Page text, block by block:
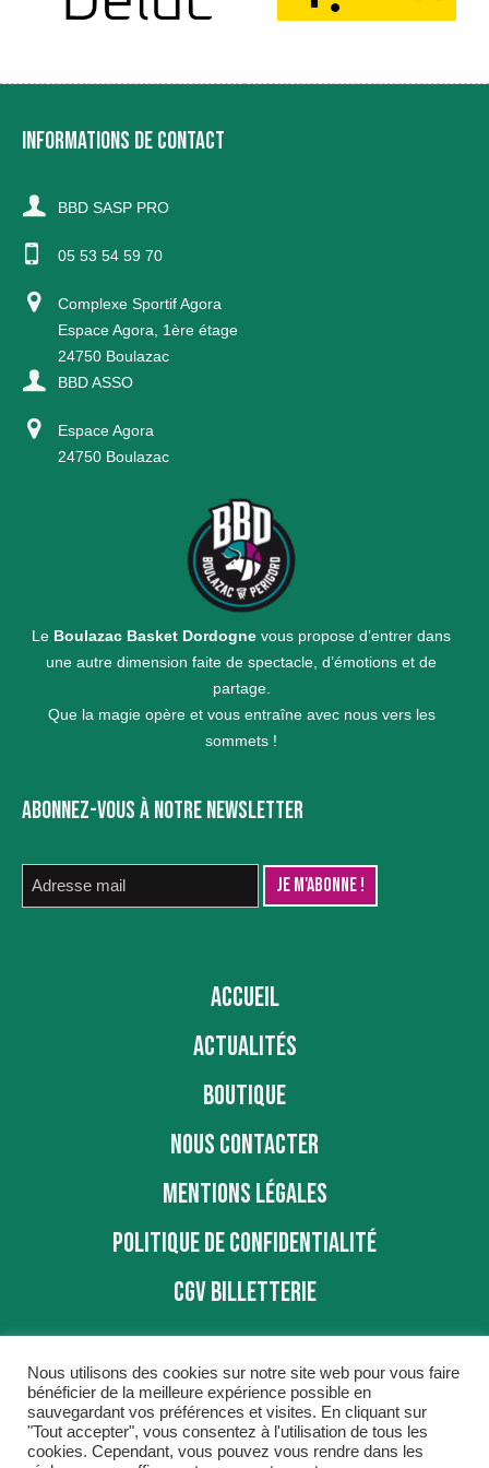
INFORMATIONS DE CONTACT
BBD SASP PRO
05 53 54 59 70
Complexe Sportif Agora
Espace Agora, 1ère étage
24750 Boulazac
BBD ASSO
Espace Agora
24750 Boulazac
Le Boulazac Basket Dordogne vous propose d’entrer dans
une autre dimension faite de spectacle, d’émotions et de
partage.
Que la magie opère et vous entraîne avec nous vers les
sommets !
ABONNEZ-VOUS À NOTRE NEWSLETTER
ACCUEIL
ACTUALITÉS
BOUTIQUE
NOUS CONTACTER
MENTIONS LÉGALES
POLITIQUE DE CONFIDENTIALITÉ
CGV BILLETTERIE
BBD © 2016
Nous utilisons des cookies sur notre site web pour vous faire
bénéficier de la meilleure expérience possible en
sauvegardant vos préférences et visites. En cliquant sur
"Tout accepter", vous consentez à l'utilisation de tous les
cookies. Cependant, vous pouvez vous rendre dans les